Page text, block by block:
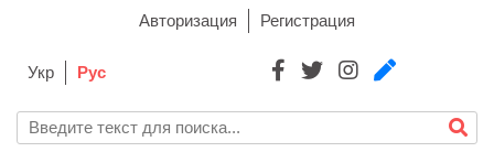
Авторизация Регистрация
Укр Рус